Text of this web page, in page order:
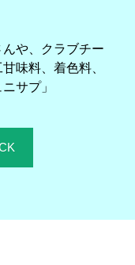
や、クラブチー
味料、着色料、
サプ」